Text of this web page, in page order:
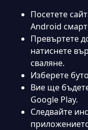
мобилно
FAQ
Посетете
Android
Превъртете
натиснете
сваляне.
Изберете
Вие ще
Google Play.
Следвайте